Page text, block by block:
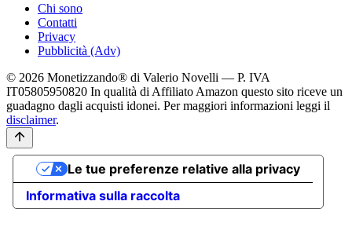
Chi sono
Contatti
Privacy
Pubblicità (Adv)
© 2026 Monetizzando® di Valerio Novelli — P. IVA
IT05805950820 In qualità di Affiliato Amazon questo sito riceve un
guadagno dagli acquisti idonei. Per maggiori informazioni leggi il
disclaimer.
Informativa sulla raccolta
Le tue preferenze relative alla privacy